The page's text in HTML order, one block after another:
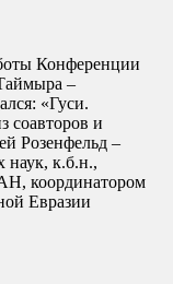
Конференции
–
«Гуси.
соавторов и
Розенфельд –
наук, к.б.н.,
координатором
Евразии